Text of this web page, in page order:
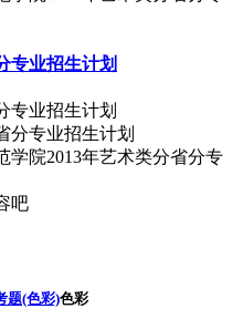
专业招生计划
专业招生计划
学院2013年艺术类分省分专
吧
题(色彩)色彩